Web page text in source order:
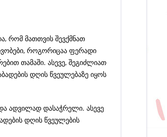
რომ მათთვის შევქმნათ
როგორიცაა ფერადი
თამაში. ასევე, შეგიძლიათ
დღის წვეულებაზე იყოს
ადვილად დასაჭრელი. ასევე
დღის წვეულების